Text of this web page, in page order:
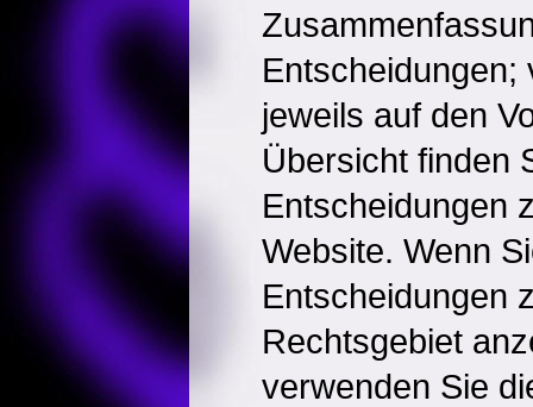
Entscheidungen;
jeweils auf den
Übersicht finden
Entscheidungen
Website. Wenn
Entscheidungen
Rechtsgebiet
verwenden Sie